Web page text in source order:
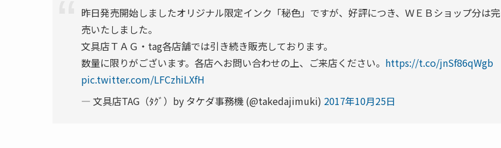
昨日発売開始しましたオリジナル限定インク「秘色」ですが、好評につき、ＷＥＢショップ分は完
売いたしました。
文具店ＴＡＧ・tag各店舗では引き続き販売しております。
数量に限りがございます。各店へお問い合わせの上、ご来店ください。 https://t.co/jnSf86qWgb
pic.twitter.com/LFCzhiLXfH
— 文具店TAG（ﾀｸﾞ）by タケダ事務機 (@takedajimuki) 2017年10月25日